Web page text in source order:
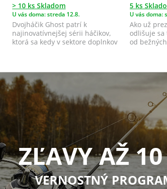
> 10 ks Skladom
U vás doma: streda 12.8.
Dvojháčik Ghost patrí k
najinovatívnejšej sérii háčikov,
ktorá sa kedy v sektore doplnkov
5 ks
U vás doma:
Ako už
odlišuje sa
od
ZĽAVY AŽ
VERNOSTNÝ